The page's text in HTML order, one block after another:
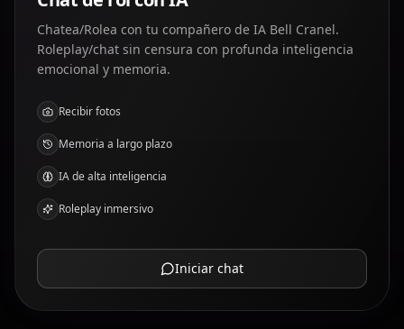
Chatea/Rolea con tu compañero de IA Bell Cranel.
Roleplay/chat sin censura con profunda inteligencia
emocional y memoria.
Recibir fotos
Memoria a largo plazo
IA de alta inteligencia
Roleplay inmersivo
Iniciar chat